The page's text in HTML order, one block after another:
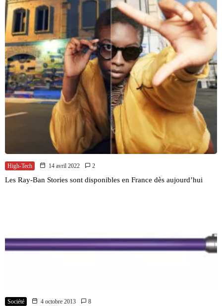
High-Tech 14 avril 2022 2
Les Ray-Ban Stories sont disponibles en France dès aujourd’hui
Société 4 octobre 2013 8